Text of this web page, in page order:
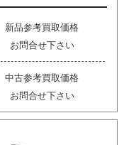
新品参考買取価格
お問合せ下さい
中古参考買取価格
お問合せ下さい